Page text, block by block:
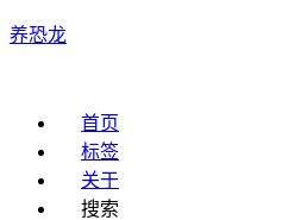
养恐龙
首页
标签
关于
搜索